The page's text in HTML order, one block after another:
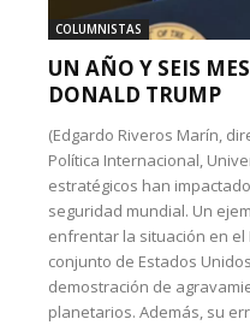
COLUMNISTAS
UN AÑO Y SEIS
DONALD TRUMP
(Edgardo Riveros Marín,
Política Internacional,
estratégicos han
seguridad mundial. Un
enfrentar la situación en el
conjunto de Estados
demostración de
planetarios. Además, su